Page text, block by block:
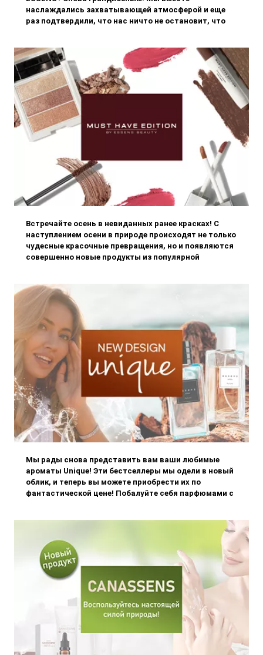
наслаждались захватывающей атмосферой и еще
раз подтвердили, что нас ничто не остановит, что
Встречайте осень в невиданных ранее красках! С
наступлением осени в природе происходят не только
чудесные красочные превращения, но и появляются
совершенно новые продукты из популярной
Мы рады снова представить вам ваши любимые
ароматы Unique! Эти бестселлеры мы одели в новый
облик, и теперь вы можете приобрести их по
фантастической цене! Побалуйте себя парфюмами с
элегантность и естественную красоту. Вы просто не
можете их пропустить!